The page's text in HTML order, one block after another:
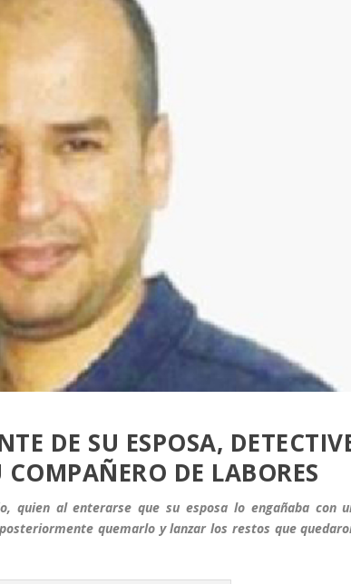
DE SU ESPOSA,
DE LABORES
quien al enterarse que su esposa lo engañaba con
quemarlo y lanzar los restos que